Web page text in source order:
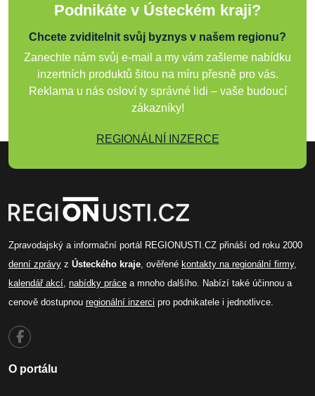
Podnikáte v Ústeckém kraji?
Chcete zviditelnit svůj byznys v našem regionu?
Zanechte nám svůj e-mail a my vám zašleme nabídku
inzertních produktů šitou na míru přesně pro vás.
Reklama u nás osloví ty správné lidi – vaše budoucí
zákazníky!
REGIONÁLNÍ INZERCE
Zpravodajský a informační portál REGIONUSTI.CZ přináší od roku 2000
denní zprávy z Ústeckého kraje , ověřené kontakty na regionální firmy,
kalendář akcí nabídky práce a mnoho dalšího. Nabízí také účinnou a
cenově dostupnou regionální inzerci pro podnikatele i jednotlivce.
O portálu